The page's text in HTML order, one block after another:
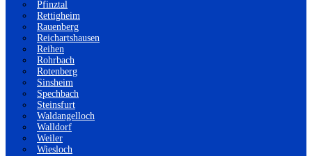
Pfinztal
Rettigheim
Rauenberg
Reichartshausen
Reihen
Rohrbach
Rotenberg
Sinsheim
Spechbach
Steinsfurt
Waldangelloch
Walldorf
Weiler
Wiesloch